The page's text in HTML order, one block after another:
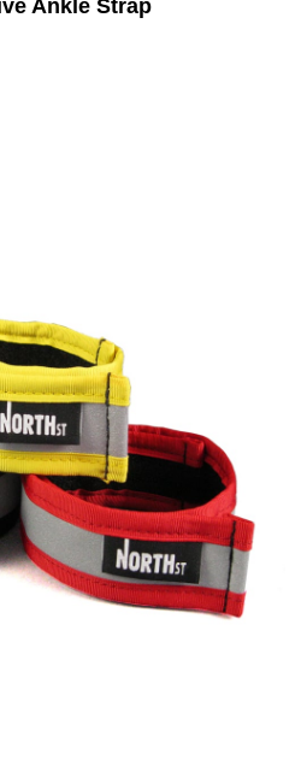
Ankle Strap